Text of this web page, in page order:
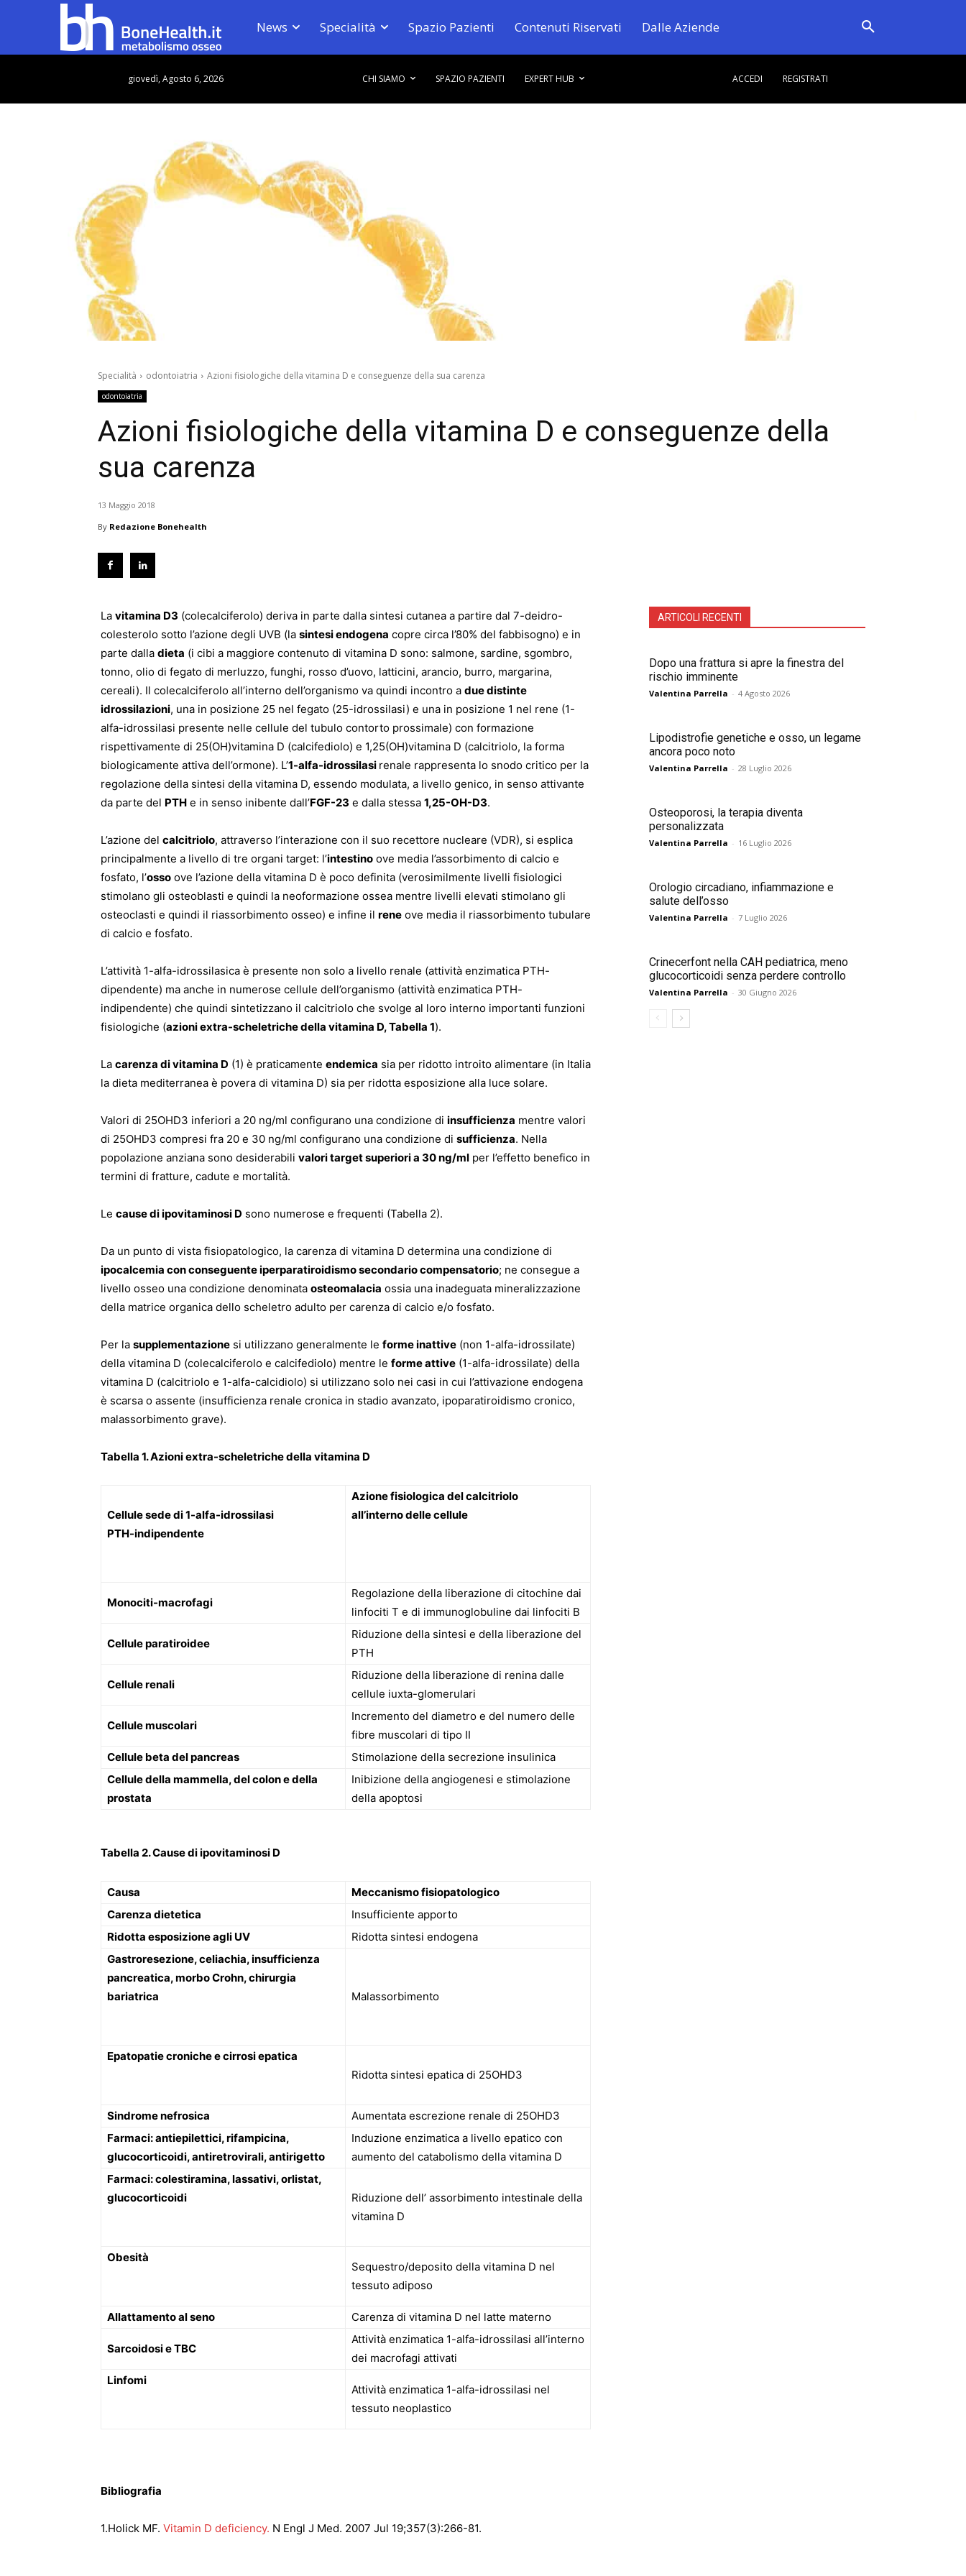
News Specialità Spazio Pazienti Contenuti Riservati Dalle Aziende
giovedì, Agosto 6, 2026 CHI SIAMO SPAZIO PAZIENTI EXPERT HUB ACCEDI REGISTRATI
Specialità odontoiatria Azioni fisiologiche della vitamina D e conseguenze della sua carenza
odontoiatria
Azioni fisiologiche della vitamina D e conseguenze della
sua carenza
13 Maggio 2018
By Redazione Bonehealth
La vitamina D3 (colecalciferolo) deriva in parte dalla sintesi cutanea a partire dal 7-deidro-
colesterolo sotto l’azione degli UVB (la sintesi endogena copre circa l’80% del fabbisogno) e in
parte dalla dieta (i cibi a maggiore contenuto di vitamina D sono: salmone, sardine, sgombro,
tonno, olio di fegato di merluzzo, funghi, rosso d’uovo, latticini, arancio, burro, margarina,
cereali). Il colecalciferolo all’interno dell’organismo va quindi incontro a due distinte
idrossilazioni, una in posizione 25 nel fegato (25-idrossilasi) e una in posizione 1 nel rene (1-
alfa-idrossilasi presente nelle cellule del tubulo contorto prossimale) con formazione
rispettivamente di 25(OH)vitamina D (calcifediolo) e 1,25(OH)vitamina D (calcitriolo, la forma
biologicamente attiva dell’ormone). L’1-alfa-idrossilasi renale rappresenta lo snodo critico per la
regolazione della sintesi della vitamina D, essendo modulata, a livello genico, in senso attivante
da parte del PTH e in senso inibente dall’FGF-23 e dalla stessa 1,25-OH-D3.
L’azione del calcitriolo, attraverso l’interazione con il suo recettore nucleare (VDR), si esplica
principalmente a livello di tre organi target: l’intestino ove media l’assorbimento di calcio e
fosfato, l’osso ove l’azione della vitamina D è poco definita (verosimilmente livelli fisiologici
stimolano gli osteoblasti e quindi la neoformazione ossea mentre livelli elevati stimolano gli
osteoclasti e quindi il riassorbimento osseo) e infine il rene ove media il riassorbimento tubulare
di calcio e fosfato.
L’attività 1-alfa-idrossilasica è presente non solo a livello renale (attività enzimatica PTH-
dipendente) ma anche in numerose cellule dell’organismo (attività enzimatica PTH-
indipendente) che quindi sintetizzano il calcitriolo che svolge al loro interno importanti funzioni
fisiologiche (azioni extra-scheletriche della vitamina D, Tabella 1).
La carenza di vitamina D (1) è praticamente endemica sia per ridotto introito alimentare (in Italia
la dieta mediterranea è povera di vitamina D) sia per ridotta esposizione alla luce solare.
Valori di 25OHD3 inferiori a 20 ng/ml configurano una condizione di insufficienza mentre valori
di 25OHD3 compresi fra 20 e 30 ng/ml configurano una condizione di sufficienza. Nella
popolazione anziana sono desiderabili valori target superiori a 30 ng/ml per l’effetto benefico in
termini di fratture, cadute e mortalità.
Le cause di ipovitaminosi D sono numerose e frequenti (Tabella 2).
Da un punto di vista fisiopatologico, la carenza di vitamina D determina una condizione di
ipocalcemia con conseguente iperparatiroidismo secondario compensatorio; ne consegue a
livello osseo una condizione denominata osteomalacia ossia una inadeguata mineralizzazione
della matrice organica dello scheletro adulto per carenza di calcio e/o fosfato.
Per la supplementazione si utilizzano generalmente le forme inattive (non 1-alfa-idrossilate)
della vitamina D (colecalciferolo e calcifediolo) mentre le forme attive (1-alfa-idrossilate) della
vitamina D (calcitriolo e 1-alfa-calcidiolo) si utilizzano solo nei casi in cui l’attivazione endogena
è scarsa o assente (insufficienza renale cronica in stadio avanzato, ipoparatiroidismo cronico,
malassorbimento grave).
Tabella 1. Azioni extra-scheletriche della vitamina D
Cellule sede di 1-alfa-idrossilasi
PTH-indipendente
Azione fisiologica del calcitriolo
all’interno delle cellule
Monociti-macrofagi
Regolazione della liberazione di citochine dai
linfociti T e di immunoglobuline dai linfociti B
Cellule paratiroidee
Riduzione della sintesi e della liberazione del
PTH
Cellule renali
Riduzione della liberazione di renina dalle
cellule iuxta-glomerulari
Cellule muscolari
Incremento del diametro e del numero delle
fibre muscolari di tipo II
Cellule beta del pancreas
Stimolazione della secrezione insulinica
Cellule della mammella, del colon e della
prostata
Inibizione della angiogenesi e stimolazione
della apoptosi
Tabella 2. Cause di ipovitaminosi D
Causa
Meccanismo fisiopatologico
Carenza dietetica
Insufficiente apporto
Ridotta esposizione agli UV
Ridotta sintesi endogena
Gastroresezione,celiachia, insufficienza
pancreatica, morbo Crohn, chirurgia
bariatrica
Malassorbimento
Epatopatie croniche e cirrosi epatica
Ridotta sintesi epatica di 25OHD3
Sindrome nefrosica
Aumentata escrezione renale di 25OHD3
Farmaci: antiepilettici, rifampicina,
glucocorticoidi, antiretrovirali, antirigetto
Induzione enzimatica a livello epatico con
aumento del catabolismo della vitamina D
Farmaci:colestiramina, lassativi, orlistat,
glucocorticoidi
Riduzione dell’ assorbimento intestinale della
vitamina D
Obesità
Sequestro/deposito della vitamina D nel
tessuto adiposo
Allattamento al seno Carenza di vitamina D nel latte materno
Sarcoidosi e TBC
Attività enzimatica 1-alfa-idrossilasi all’interno
dei macrofagi attivati
Linfomi
Attività enzimatica 1-alfa-idrossilasi nel
tessuto neoplastico
Bibliografia
1.Holick MF. Vitamin D deficiency. N Engl J Med. 2007 Jul 19;357(3):266-81.
ARTICOLI RECENTI
Dopo una frattura si apre la finestra del
rischio imminente
Valentina Parrella - 4 Agosto 2026
Lipodistrofie genetiche e osso, un legame
ancora poco noto
Valentina Parrella - 28 Luglio 2026
Osteoporosi, la terapia diventa
personalizzata
Valentina Parrella - 16 Luglio 2026
Orologio circadiano, infiammazione e
salute dell’osso
Valentina Parrella - 7 Luglio 2026
Crinecerfont nella CAH pediatrica, meno
glucocorticoidi senza perdere controllo
Valentina Parrella - 30 Giugno 2026